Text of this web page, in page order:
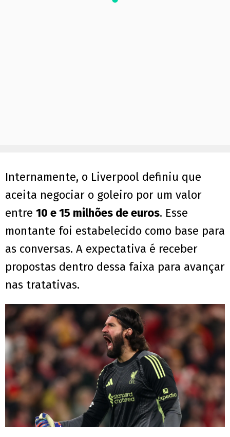
Internamente, o Liverpool definiu que
aceita negociar o goleiro por um valor
entre 10 e 15 milhões de euros. Esse
montante foi estabelecido como base para
as conversas. A expectativa é receber
propostas dentro dessa faixa para avançar
nas tratativas.